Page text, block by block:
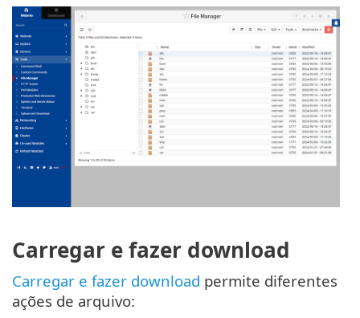
Carregar e fazer download
Carregar e fazer download permite diferentes
ações de arquivo: